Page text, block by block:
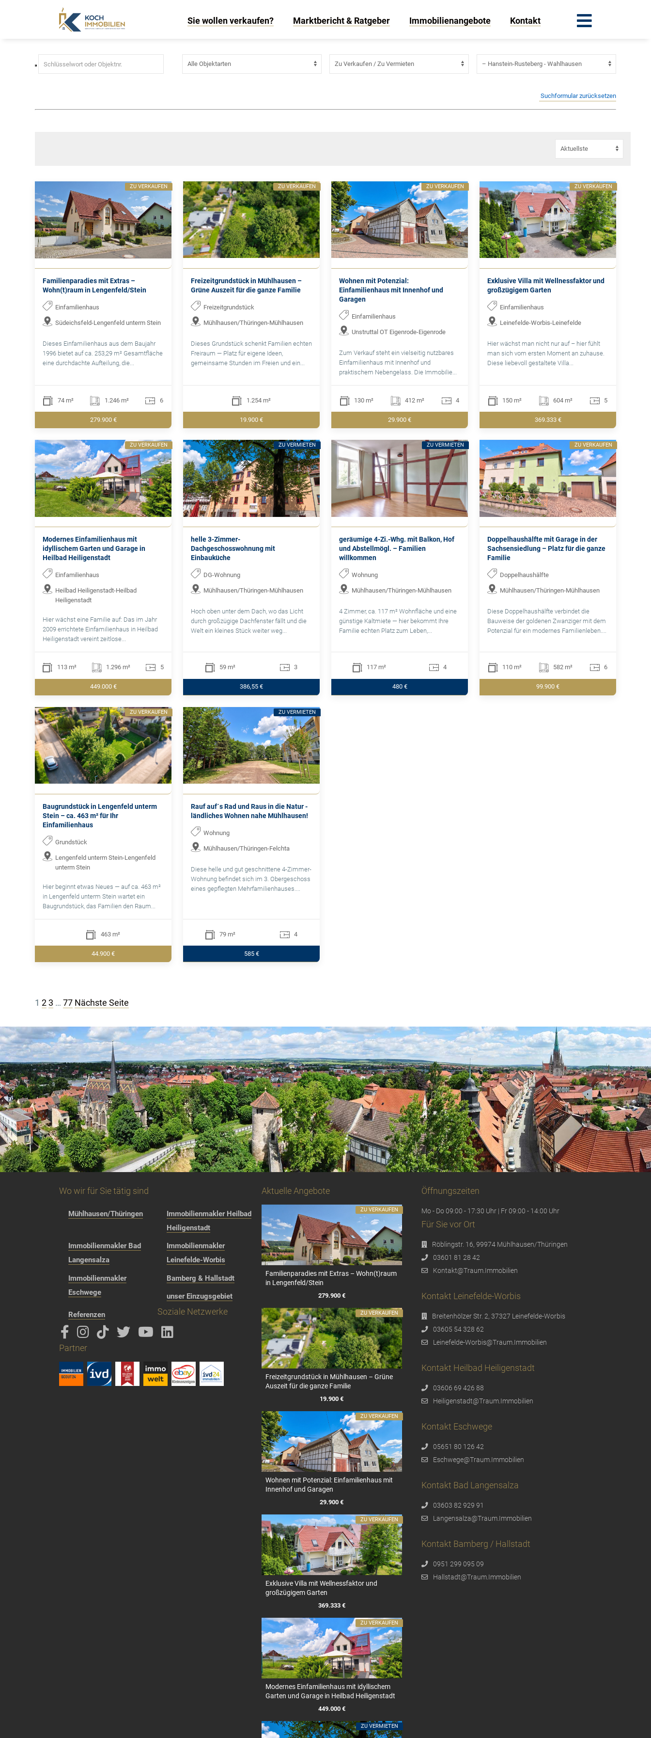
Sie wollen verkaufen? Marktbericht & Ratgeber Immobilienangebote Kontakt
Immobilien in Hanstein-Rusteberg - Wahlhausen
Suchformular zurücksetzen
Familienparadies mit Extras –
Wohn(t)raum in Lengenfeld/Stein
Einfamilienhaus
Südeichsfeld-Lengenfeld unterm Stein
Dieses Einfamilienhaus aus dem Baujahr
1996 bietet auf ca. 253,29 m² Gesamtfläche
eine durchdachte Aufteilung, die...
74 m² 1.246 m² 6
279.900 €
ZU VERKAUFEN
Freizeitgrundstück in Mühlhausen –
Grüne Auszeit für die ganze Familie
Freizeitgrundstück
Mühlhausen/Thüringen-Mühlhausen
Dieses Grundstück schenkt Familien echten
Freiraum — Platz für eigene Ideen,
gemeinsame Stunden im Freien und ein...
1.254 m²
19.900 €
ZU VERKAUFEN
Wohnen mit Potenzial:
Einfamilienhaus mit Innenhof und
Garagen
Einfamilienhaus
Unstruttal OT Eigenrode-Eigenrode
Zum Verkauf steht ein vielseitig nutzbares
Einfamilienhaus mit Innenhof und
praktischem Nebengelass. Die Immobilie...
130 m² 412 m² 4
29.900 €
ZU VERKAUFEN
Exklusive Villa mit Wellnessfaktor und
großzügigem Garten
Einfamilienhaus
Leinefelde-Worbis-Leinefelde
Hier wächst man nicht nur auf – hier fühlt
man sich vom ersten Moment an zuhause.
Diese liebevoll gestaltete Villa...
150 m² 604 m² 5
369.333 €
ZU VERKAUFEN
Modernes Einfamilienhaus mit
idyllischem Garten und Garage in
Heilbad Heiligenstadt
Einfamilienhaus
Heilbad Heiligenstadt-Heilbad
Heiligenstadt
Hier wächst eine Familie auf: Das im Jahr
2009 errichtete Einfamilienhaus in Heilbad
Heiligenstadt vereint zeitlose...
113 m² 1.296 m² 5
449.000 €
ZU VERKAUFEN
helle 3-Zimmer-
Dachgeschosswohnung mit
Einbauküche
DG-Wohnung
Mühlhausen/Thüringen-Mühlhausen
Hoch oben unter dem Dach, wo das Licht
durch großzügige Dachfenster fällt und die
Welt ein kleines Stück weiter weg...
59 m² 3
386,55 €
ZU VERMIETEN
geräumige 4-Zi.-Whg. mit Balkon, Hof
und Abstellmögl. – Familien
willkommen
Wohnung
Mühlhausen/Thüringen-Mühlhausen
4 Zimmer, ca. 117 m² Wohnfläche und eine
günstige Kaltmiete — hier bekommt Ihre
Familie echten Platz zum Leben,...
117 m² 4
480 €
ZU VERMIETEN
Doppelhaushälfte mit Garage in der
Sachsensiedlung – Platz für die ganze
Familie
Doppelhaushälfte
Mühlhausen/Thüringen-Mühlhausen
Diese Doppelhaushälfte verbindet die
Bauweise der goldenen Zwanziger mit dem
Potenzial für ein modernes Familienleben....
110 m² 582 m² 6
99.900 €
ZU VERKAUFEN
Baugrundstück in Lengenfeld unterm
Stein – ca. 463 m² für Ihr
Einfamilienhaus
Grundstück
Lengenfeld unterm Stein-Lengenfeld
unterm Stein
Hier beginnt etwas Neues — auf ca. 463 m²
in Lengenfeld unterm Stein wartet ein
Baugrundstück, das Familien den Raum...
463 m²
44.900 €
ZU VERKAUFEN
Rauf auf´s Rad und Raus in die Natur -
ländliches Wohnen nahe Mühlhausen!
Wohnung
Mühlhausen/Thüringen-Felchta
Diese helle und gut geschnittene 4-Zimmer-
Wohnung befindet sich im 3. Obergeschoss
eines gepflegten Mehrfamilienhauses....
79 m² 4
585 €
ZU VERMIETEN
Seitennummerierung
Beiträge
1 2 3 … 77 Nächste Seite
Wo wir für Sie tätig sind
Mühlhausen/Thüringen
Immobilienmakler Heilbad
Heiligenstadt
Immobilienmakler Bad
Langensalza
Immobilienmakler
Leinefelde-Worbis
Immobilienmakler
Eschwege
Bamberg & Hallstadt
unser Einzugsgebiet
Referenzen Soziale Netzwerke
Partner
Aktuelle Angebote
Familienparadies mit Extras – Wohn(t)raum
in Lengenfeld/Stein
279.900 €
ZU VERKAUFEN
Freizeitgrundstück in Mühlhausen – Grüne
Auszeit für die ganze Familie
19.900 €
ZU VERKAUFEN
Wohnen mit Potenzial: Einfamilienhaus mit
Innenhof und Garagen
29.900 €
ZU VERKAUFEN
Exklusive Villa mit Wellnessfaktor und
großzügigem Garten
369.333 €
ZU VERKAUFEN
Modernes Einfamilienhaus mit idyllischem
Garten und Garage in Heilbad Heiligenstadt
449.000 €
ZU VERKAUFEN
ZU VERMIETEN
Öffnungszeiten
Mo - Do 09:00 - 17:30 Uhr | Fr 09:00 - 14:00 Uhr
Für Sie vor Ort
Röblingstr. 16, 99974 Mühlhausen/Thüringen
03601 81 28 42
Kontakt@Traum.Immobilien
Kontakt Leinefelde-Worbis
Breitenhölzer Str. 2, 37327 Leinefelde-Worbis
03605 54 328 62
Leinefelde-Worbis@Traum.Immobilien
Kontakt Heilbad Heiligenstadt
03606 69 426 88
Heiligenstadt@Traum.Immobilien
Kontakt Eschwege
05651 80 126 42
Eschwege@Traum.Immobilien
Kontakt Bad Langensalza
03603 82 929 91
Langensalza@Traum.Immobilien
Kontakt Bamberg / Hallstadt
0951 299 095 09
Hallstadt@Traum.Immobilien